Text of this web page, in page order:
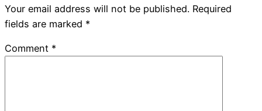
Your email address will not be published. Required
fields are marked *
Comment *